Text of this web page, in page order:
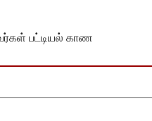
பட்டியல் காண